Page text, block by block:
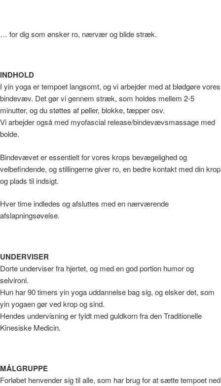
… for dig som ønsker ro, nærvær og blide stræk.
INDHOLD
I yin yoga er tempoet langsomt, og vi arbejder med at blødgøre vores
bindevæv. Det gør vi gennem stræk, som holdes mellem 2-5
minutter, og du støttes af pøller, blokke, tæpper osv.
Vi arbejder også med myofascial release/bindevævsmassage med
bolde.
Bindevævet er essentielt for vores krops bevægelighed og
velbefindende, og stillingerne giver ro, en bedre kontakt med din krop
og plads til indsigt.
Hver time indledes og afsluttes med en nærværende
afslapningsøvelse.
UNDERVISER
Dorte underviser fra hjertet, og med en god portion humor og
selvironi.
Hun har 90 timers yin yoga uddannelse bag sig, og elsker det, som
yin yogaen gør ved krop og sind.
Hendes undervisning er fyldt med guldkorn fra den Traditionelle
Kinesiske Medicin.
MÅLGRUPPE
Forløbet henvender sig til alle, som har brug for at sætte tempoet ned